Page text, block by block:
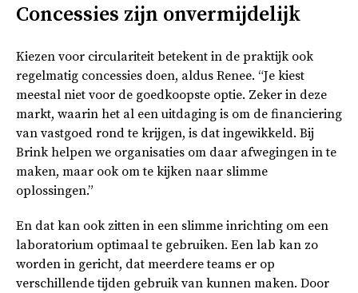
Concessies zijn onvermijdelijk
Kiezen voor circulariteit betekent in de praktijk ook
regelmatig concessies doen, aldus Renee. “Je kiest
meestal niet voor de goedkoopste optie. Zeker in deze
markt, waarin het al een uitdaging is om de financiering
van vastgoed rond te krijgen, is dat ingewikkeld. Bij
Brink helpen we organisaties om daar afwegingen in te
maken, maar ook om te kijken naar slimme
oplossingen.”
En dat kan ook zitten in een slimme inrichting om een
laboratorium optimaal te gebruiken. Een lab kan zo
worden in gericht, dat meerdere teams er op
verschillende tijden gebruik van kunnen maken. Door